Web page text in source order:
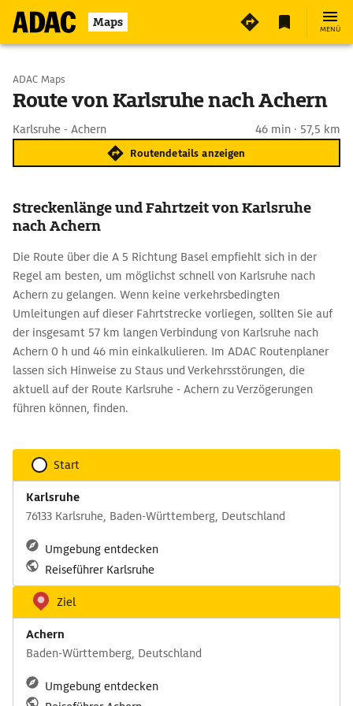
Maps MENÜ
Start wählen
ADAC Maps
Route von Karlsruhe nach Achern
Karlsruhe - Achern 46 min · 57,5 km
Routendetails anzeigen
Streckenlänge und Fahrtzeit von Karlsruhe
nach Achern
Die Route über die A 5 Richtung Basel empfiehlt sich in der
Regel am besten, um möglichst schnell von Karlsruhe nach
Achern zu gelangen. Wenn keine verkehrsbedingten
Umleitungen auf dieser Fahrtstrecke vorliegen, sollten Sie auf
der insgesamt 57 km langen Verbindung von Karlsruhe nach
Achern 0 h und 46 min einkalkulieren. Im ADAC Routenplaner
lassen sich Hinweise zu Staus und Verkehrsstörungen, die
aktuell auf der Route Karlsruhe - Achern zu Verzögerungen
führen können, finden.
Start
Karlsruhe
76133 Karlsruhe, Baden-Württemberg, Deutschland
Umgebung entdecken
Reiseführer Karlsruhe
Ziel
Achern
Baden-Württemberg, Deutschland
Umgebung entdecken